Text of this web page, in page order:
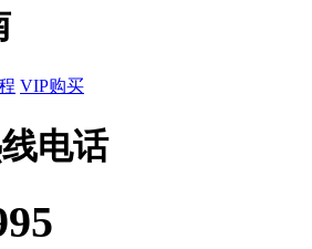
VIP购买
电话